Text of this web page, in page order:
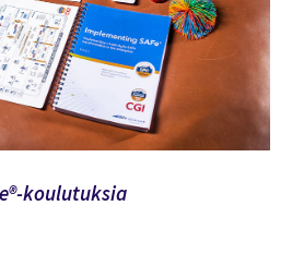
koulutuksia